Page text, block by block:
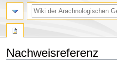
Nachweisreferenz